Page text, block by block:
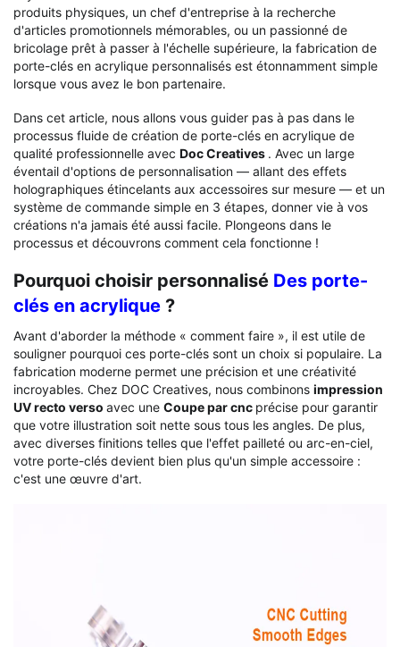
produits physiques, un chef d'entreprise à la recherche
d'articles promotionnels mémorables, ou un passionné de
bricolage prêt à passer à l'échelle supérieure, la fabrication de
porte-clés en acrylique personnalisés est étonnamment simple
lorsque vous avez le bon partenaire.
Dans cet article, nous allons vous guider pas à pas dans le
processus fluide de création de porte-clés en acrylique de
qualité professionnelle avec Doc Creatives . Avec un large
éventail d'options de personnalisation — allant des effets
holographiques étincelants aux accessoires sur mesure — et un
système de commande simple en 3 étapes, donner vie à vos
créations n'a jamais été aussi facile. Plongeons dans le
processus et découvrons comment cela fonctionne !
Pourquoi choisir personnalisé Des porte-
clés en acrylique ?
Avant d'aborder la méthode « comment faire », il est utile de
souligner pourquoi ces porte-clés sont un choix si populaire. La
fabrication moderne permet une précision et une créativité
incroyables. Chez DOC Creatives, nous combinons impression
UV recto verso avec une Coupe par cnc précise pour garantir
que votre illustration soit nette sous tous les angles. De plus,
avec diverses finitions telles que l'effet pailleté ou arc-en-ciel,
votre porte-clés devient bien plus qu'un simple accessoire :
c'est une œuvre d'art.